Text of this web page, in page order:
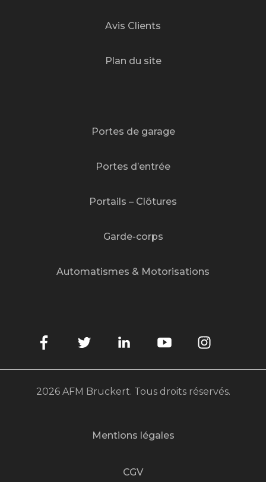
Avis Clients
Plan du site
Portes de garage
Portes d’entrée
Portails – Clôtures
Garde-corps
Automatismes & Motorisations
2026 AFM Bruckert. Tous droits réservés.
Mentions légales
CGV